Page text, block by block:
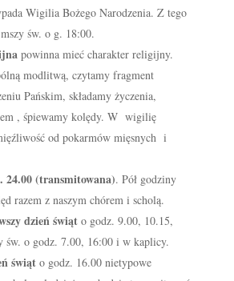
Wigilia Bożego Narodzenia. Z tego
św. o g. 18:00.
powinna mieć charakter religijny.
modlitwą, czytamy fragment
Pańskim, składamy życzenia,
, śpiewamy kolędy. W wigilię
od pokarmów mięsnych i
24.00 (transmitowana). Pół godziny
razem z naszym chórem i scholą.
dzień świąto godz. 9.00, 10.15,
św. o godz. 7.00, 16:00 i w kaplicy.
świąt o godz. 16.00 nietypowe